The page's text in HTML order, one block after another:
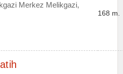
Merkez Melikgazi,
168 m.